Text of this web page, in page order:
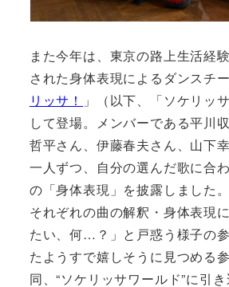
また今年は、東京の路上生活経
された身体表現によるダンスチ
リッサ！
」（以下、「ソケリッ
して登場。メンバーである平川
哲平さん、伊藤春夫さん、山下
一人ずつ、自分の選んだ歌に合
の「身体表現」を披露しました。
それぞれの曲の解釈・身体表現
たい、何…？」と戸惑う様子の
たようすで嬉しそうに見つめる
同、“ソケリッサワールド”に引